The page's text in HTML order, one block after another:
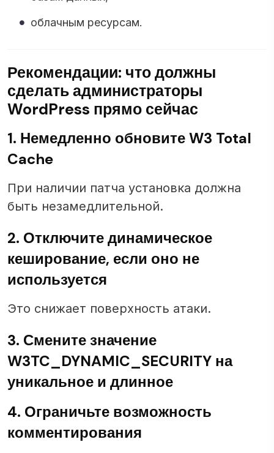
облачным ресурсам.
Рекомендации: что должны
сделать администраторы
WordPress прямо сейчас
1. Немедленно обновите W3 Total
Cache
При наличии патча установка должна
быть незамедлительной.
2. Отключите динамическое
кеширование, если оно не
используется
Это снижает поверхность атаки.
3. Смените значение
W3TC_DYNAMIC_SECURITY на
уникальное и длинное
4. Ограничьте возможность
комментирования